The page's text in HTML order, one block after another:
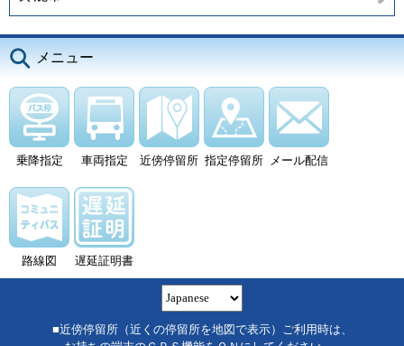
メニュー
乗降指定 車両指定 近傍停留所 指定停留所 メール配信
路線図 遅延証明書
■近傍停留所（近くの停留所を地図で表示）ご利用時は、